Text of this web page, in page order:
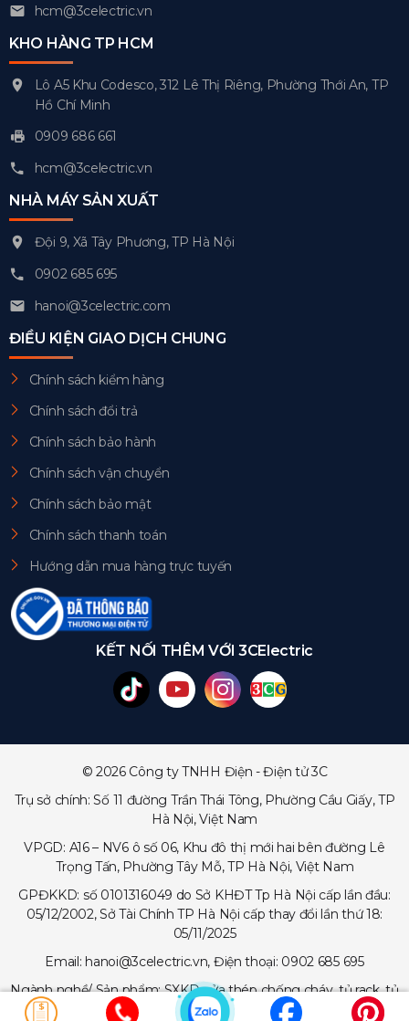
hcm@3celectric.vn
KHO HÀNG TP HCM
Lô A5 Khu Codesco, 312 Lê Thị Riêng, Phường Thới An, TP
Hồ Chí Minh
0909 686 661
hcm@3celectric.vn
NHÀ MÁY SẢN XUẤT
Đội 9, Xã Tây Phương, TP Hà Nội
0902 685 695
hanoi@3celectric.com
ĐIỀU KIỆN GIAO DỊCH CHUNG
Chính sách kiểm hàng
Chính sách đổi trả
Chính sách bảo hành
Chính sách vận chuyển
Chính sách bảo mật
Chính sách thanh toán
Hướng dẫn mua hàng trực tuyến
KẾT NỐI THÊM VỚI 3CElectric
© 2026 Công ty TNHH Điện - Điện tử 3C
Trụ sở chính: Số 11 đường Trần Thái Tông, Phường Cầu Giấy, TP
Hà Nội, Việt Nam
VPGD: A16 – NV6 ô số 06, Khu đô thị mới hai bên đường Lê
Trọng Tấn, Phường Tây Mỗ, TP Hà Nội, Việt Nam
GPĐKKD: số 0101316049 do Sở KHĐT Tp Hà Nội cấp lần đầu:
05/12/2002, Sở Tài Chính TP Hà Nội cấp thay đổi lần thứ 18:
05/11/2025
Email: hanoi@3celectric.vn, Điện thoại: 0902 685 695
Ngành nghề/ Sản phẩm: SXKD cửa thép chống cháy, tủ rack, tủ
trạm viễn thông, tủ điện, thang cáp - máng cáp...